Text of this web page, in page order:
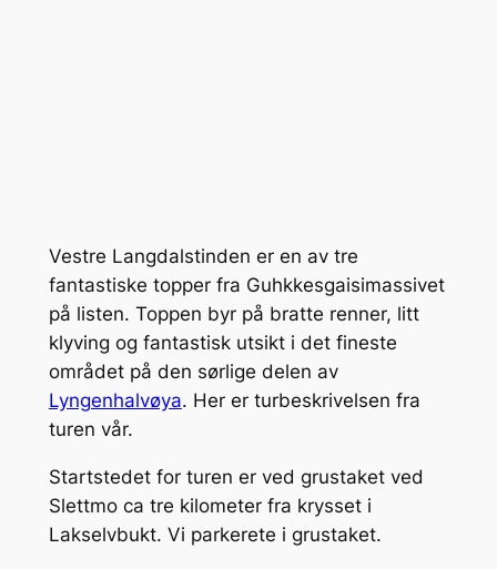
Vestre Langdalstinden er en av tre
fantastiske topper fra Guhkkesgaisimassivet
på listen. Toppen byr på bratte renner, litt
klyving og fantastisk utsikt i det fineste
området på den sørlige delen av
Lyngenhalvøya. Her er turbeskrivelsen fra
turen vår.
Startstedet for turen er ved grustaket ved
Slettmo ca tre kilometer fra krysset i
Lakselvbukt. Vi parkerete i grustaket.